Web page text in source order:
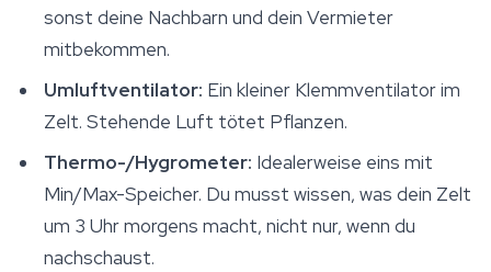
sonst deine Nachbarn und dein Vermieter
mitbekommen.
Umluftventilator: Ein kleiner Klemmventilator im
Zelt. Stehende Luft tötet Pflanzen.
Thermo-/Hygrometer: Idealerweise eins mit
Min/Max-Speicher. Du musst wissen, was dein Zelt
um 3 Uhr morgens macht, nicht nur, wenn du
nachschaust.